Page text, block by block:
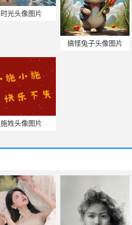
时光头像图片
搞怪兔子头像图片
施姓头像图片